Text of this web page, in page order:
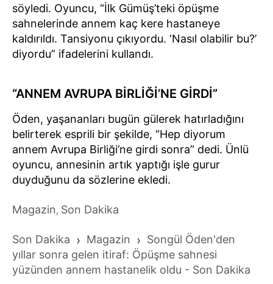
söyledi. Oyuncu, “İlk Gümüş’teki öpüşme
sahnelerinde annem kaç kere hastaneye
kaldırıldı. Tansiyonu çıkıyordu. ‘Nasıl olabilir bu?’
diyordu” ifadelerini kullandı.
“ANNEM AVRUPA BİRLİĞİ’NE GİRDİ”
Öden, yaşananları bugün gülerek hatırladığını
belirterek esprili bir şekilde, “Hep diyorum
annem Avrupa Birliği’ne girdi sonra” dedi. Ünlü
oyuncu, annesinin artık yaptığı işle gurur
duyduğunu da sözlerine ekledi.
Magazin, Son Dakika
Son Dakika › Magazin › Songül Öden'den
yıllar sonra gelen itiraf: Öpüşme sahnesi
yüzünden annem hastanelik oldu - Son Dakika